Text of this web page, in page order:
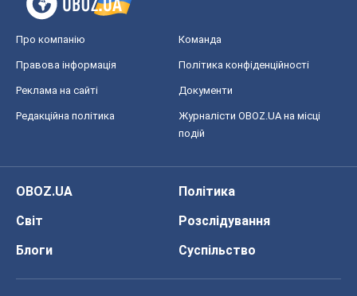
Про компанію Команда
Правова інформація Політика конфіденційності
Реклама на сайті Документи
Редакційна політика
Журналісти OBOZ.UA на місці
подій
OBOZ.UA
Політика
Світ
Розслідування
Блоги
Суспільство